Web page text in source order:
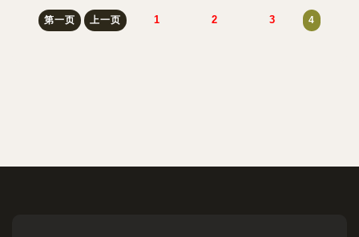
第一页 上一页 1 2 3 4